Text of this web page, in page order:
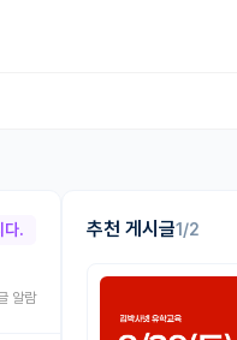
추천 게시글1/2
다.
알람